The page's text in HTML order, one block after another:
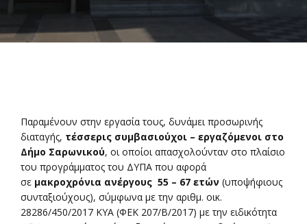
Παραμένουν στην εργασία τους, δυνάμει προσωρινής
διαταγής, τέσσερις συμβασιούχοι – εργαζόμενοι στο
Δήμο Σαρωνικού, οι οποίοι απασχολούνταν στο πλαίσιο
του προγράμματος του ΔΥΠΑ που αφορά
σε μακροχρόνια ανέργους 55 – 67 ετών (υποψήφιους
συνταξιούχους), σύμφωνα με την αριθμ. οικ.
28286/450/2017 ΚΥΑ (ΦΕΚ 207/Β/2017) με την ειδικότητα